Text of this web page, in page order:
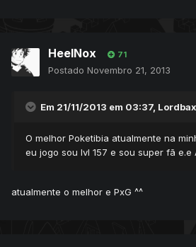
HeelNox 71
Postado Novembro 21, 2013
Em 21/11/2013 em 03:37,
O melhor Poketibia atualmente na
eu jogo sou lvl 157 e sou super fã e.e
atualmente o melhor e PxG ^^